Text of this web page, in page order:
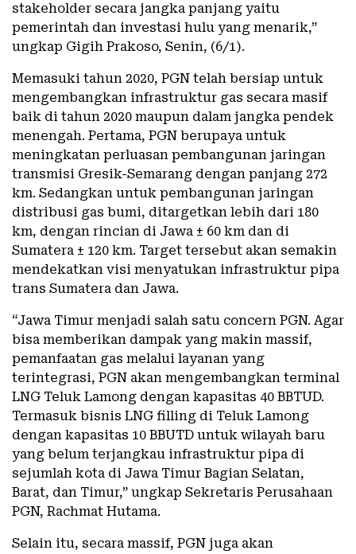
stakeholder secara jangka panjang yaitu
pemerintah dan investasi hulu yang menarik,”
ungkap Gigih Prakoso, Senin, (6/1).
Memasuki tahun 2020, PGN telah bersiap untuk
mengembangkan infrastruktur gas secara masif
baik di tahun 2020 maupun dalam jangka pendek
menengah. Pertama, PGN berupaya untuk
meningkatan perluasan pembangunan jaringan
transmisi Gresik-Semarang dengan panjang 272
km. Sedangkan untuk pembangunan jaringan
distribusi gas bumi, ditargetkan lebih dari 180
km, dengan rincian di Jawa ± 60 km dan di
Sumatera ± 120 km. Target tersebut akan semakin
mendekatkan visi menyatukan infrastruktur pipa
trans Sumatera dan Jawa.
“Jawa Timur menjadi salah satu concern PGN. Agar
bisa memberikan dampak yang makin massif,
pemanfaatan gas melalui layanan yang
terintegrasi, PGN akan mengembangkan terminal
LNG Teluk Lamong dengan kapasitas 40 BBTUD.
Termasuk bisnis LNG filling di Teluk Lamong
dengan kapasitas 10 BBUTD untuk wilayah baru
yang belum terjangkau infrastruktur pipa di
sejumlah kota di Jawa Timur Bagian Selatan,
Barat, dan Timur,” ungkap Sekretaris Perusahaan
PGN, Rachmat Hutama.
Selain itu, secara massif, PGN juga akan